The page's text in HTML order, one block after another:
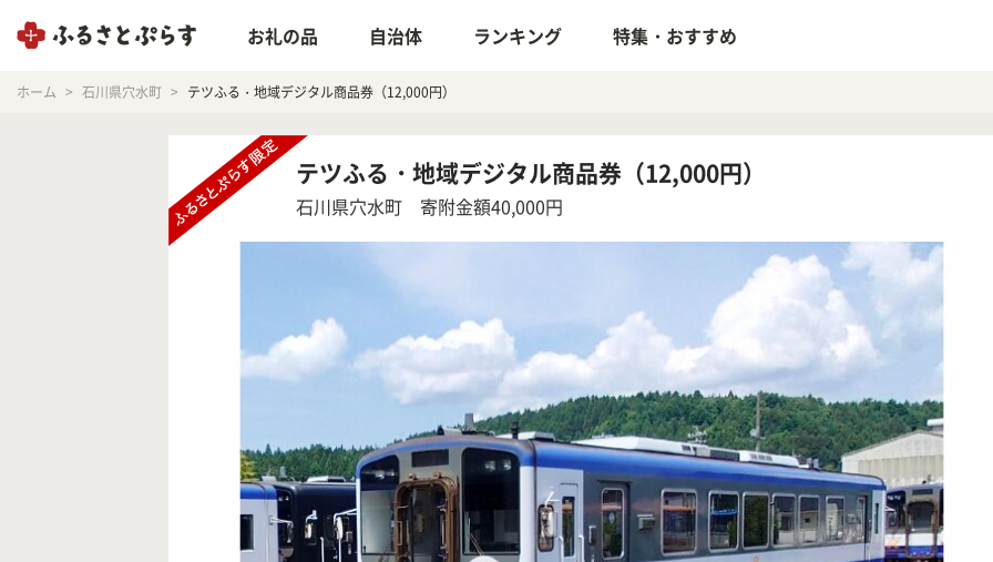
お礼の品 自治体 ランキング 特集・おすすめ
ホーム 石川県穴水町 テツふる・地域デジタル商品券（12,000円）
テツふる・地域デジタル商品券（12,000円）
石川県穴水町 寄附金額40,000円